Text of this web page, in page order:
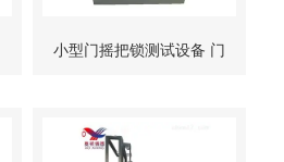
小型门摇把锁测试设备 门